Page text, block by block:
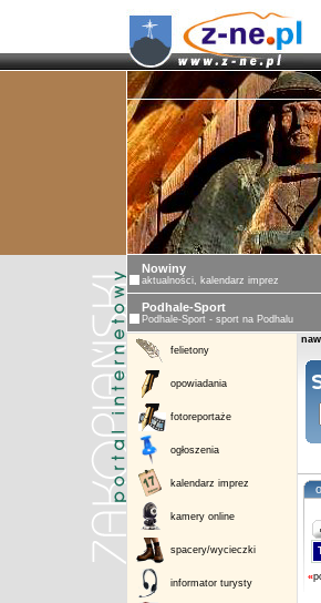
Nowiny
aktualności, kalendarz imprez
Podhale-Sport
Podhale-Sport - sport na Podhalu
felietony
opowiadania
fotoreportaże
ogłoszenia
kalendarz imprez
kamery online
spacery/wycieczki
informator turysty
«